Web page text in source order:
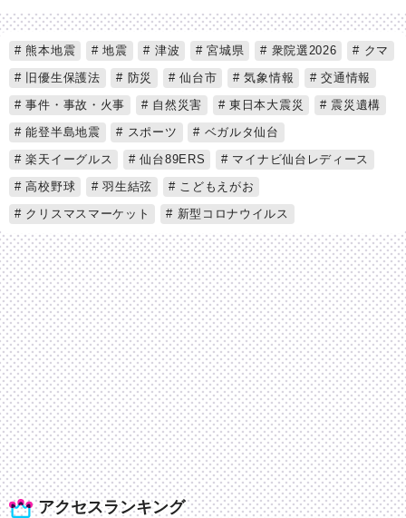
アクセスランキング
熊本地震 地震 津波 宮城県 衆院選2026
クマ
旧優生保護法
防災 仙台市 気象情報
交通情報
事件・事故・火事
自然災害 東日本大震災
震災遺構
能登半島地震
スポーツ
ベガルタ仙台
楽天イーグルス
仙台89ERS
マイナビ仙台レディース
高校野球
羽生結弦
こどもえがお
クリスマスマーケット
新型コロナウイルス